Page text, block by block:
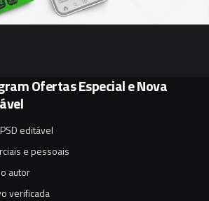
Ofertas Especial e Nova
editável
e pessoais
autor
verificada